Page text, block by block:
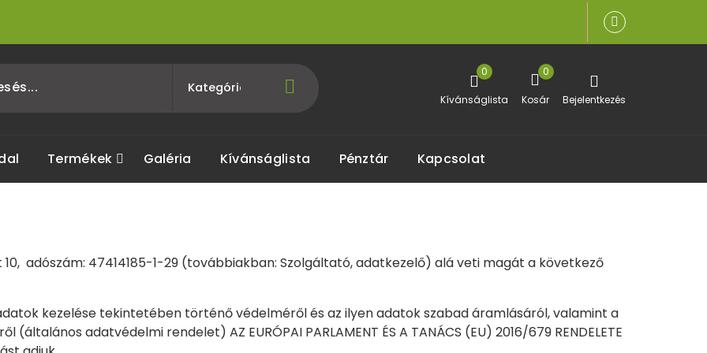
0
Kívánságlista
0
Kosár Bejelentkezés
Termékek Galéria Kívánságlista Pénztár Kapcsolat
10, adószám: 47414185-1-29 (továbbiakban: Szolgáltató, adatkezelő) alá veti magát a következő
kezelése tekintetében történő védelméről és az ilyen adatok szabad áramlásáról, valamint a
adatvédelmi rendelet) AZ EURÓPAI PARLAMENT ÉS A TANÁCS (EU) 2016/679 RENDELETE